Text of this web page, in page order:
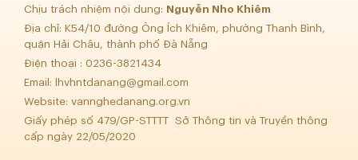
Chịu trách nhiệm nội dung: Nguyễn Nho Khiêm
Địa chỉ: K54/10 đường Ông Ích Khiêm, phường Thanh Bình,
quận Hải Châu, thành phố Đà Nẵng
Điện thoại : 0236-3821434
Email:
lhvhntdanang@gmail.com
Website: vannghedanang.org.vn
Giấy phép số 479/GP-STTTT Sở Thông tin và Truyền thông
cấp ngày 22/05/2020